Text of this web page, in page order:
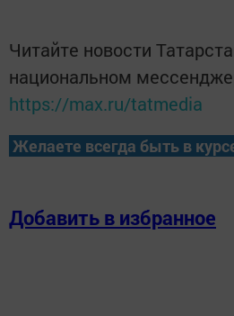
Читайте новости
национальном
https://max.ru/tatmedia
Желаете всегда быть в
Добавить в избранное